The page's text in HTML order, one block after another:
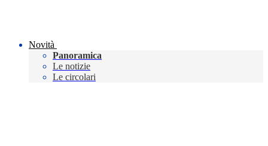
Novità
Panoramica
Le notizie
Le circolari